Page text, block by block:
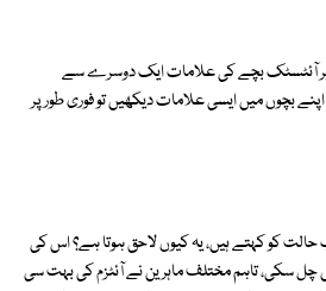
ہر آئٹسٹک بچے کی علامات ایک دوسرے سے
بچوں میں ایسی علامات دیکھیں تو فوری طور پر
حالت کو کہتے ہیں، یہ کیوں لاحق ہوتا ہے؟ اس کی
سکی، تاہم مختلف ماہرین نے آئٹزم کی بہت سی